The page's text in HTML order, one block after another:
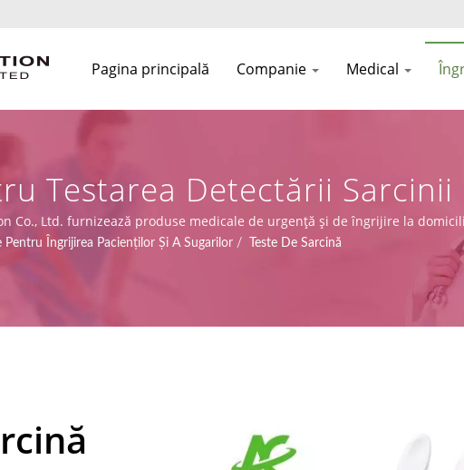
Pagina principală Companie Medical
Testarea Detectării
Ergonomic | Asia
Co., Ltd. furnizează produse medicale de urgență și de îngrijire la
745), împreună cu capacități de design, OEM și producție.
Pentru Îngrijirea Pacienților Și A Sugarilor / Teste De Sarcină